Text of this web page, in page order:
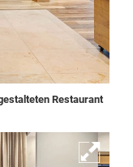
Restaurant